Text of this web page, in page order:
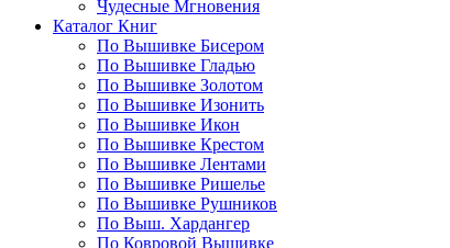
Чудесные Мгновения
Каталог Книг
По Вышивке Бисером
По Вышивке Гладью
По Вышивке Золотом
По Вышивке Изонить
По Вышивке Икон
По Вышивке Крестом
По Вышивке Лентами
По Вышивке Ришелье
По Вышивке Рушников
По Выш. Хардангер
По Ковровой Вышивке